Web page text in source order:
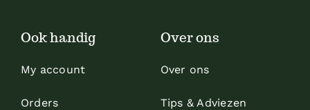
Ook handig
My account
Orders
Over ons
Over ons
Tips & Adviezen